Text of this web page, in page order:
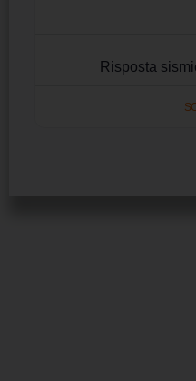
Risposta